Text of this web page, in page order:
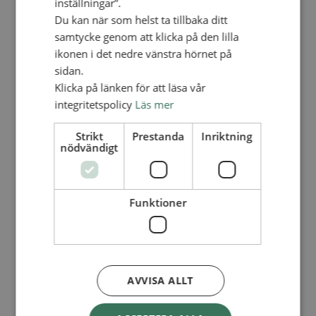
Lediga tjänster
FÖR FÖRSAMLINGAR
FÖRDJUPNING OCH UTVECKLING
Apollos – församlingsutveckling
Smågrupper
Skapelse och miljö
Gudstjänst
Vänförsamling
Integrationsarbete
För barns bästa – överallt
Missionsinspiratörens verktygslåda
Materialbank
Redovisning och lönehantering
Kyrkoavgiften
LOGGA IN
Dokumentbanken
Du kan när som helst ta tillbaka ditt
samtycke genom att klicka på den lilla
ikonen i det nedre vänstra hörnet på
sidan.
Klicka på länken för att läsa vår
integritetspolicy Läs mer
Strikt
nödvändigt
Prestanda Inriktning
Funktioner
AVVISA ALLT